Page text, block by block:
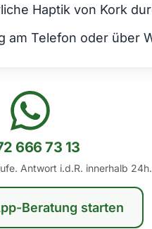
Haptik von Kork
am Telefon oder über
666 73 13
Antwort i.d.R. innerhalb 24h.
Beratung starten